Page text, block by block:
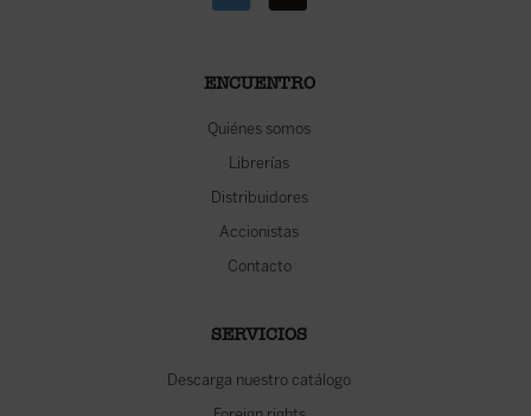
ENCUENTRO
Quiénes somos
Librerías
Distribuidores
Accionistas
Contacto
SERVICIOS
Descarga nuestro catálogo